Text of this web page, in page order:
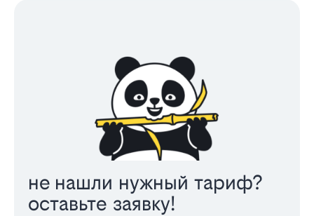
не нашли нужный тариф?
оставьте заявку!